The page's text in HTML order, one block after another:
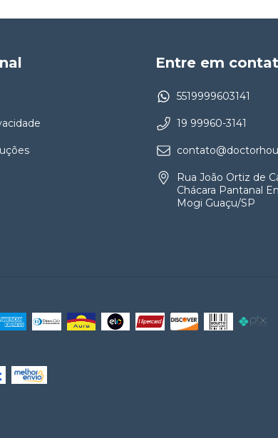
Entre em
5519999603141
19 99960-3141
Rua João Ortiz de
Chácara Pantanal
Mogi Guaçu/SP